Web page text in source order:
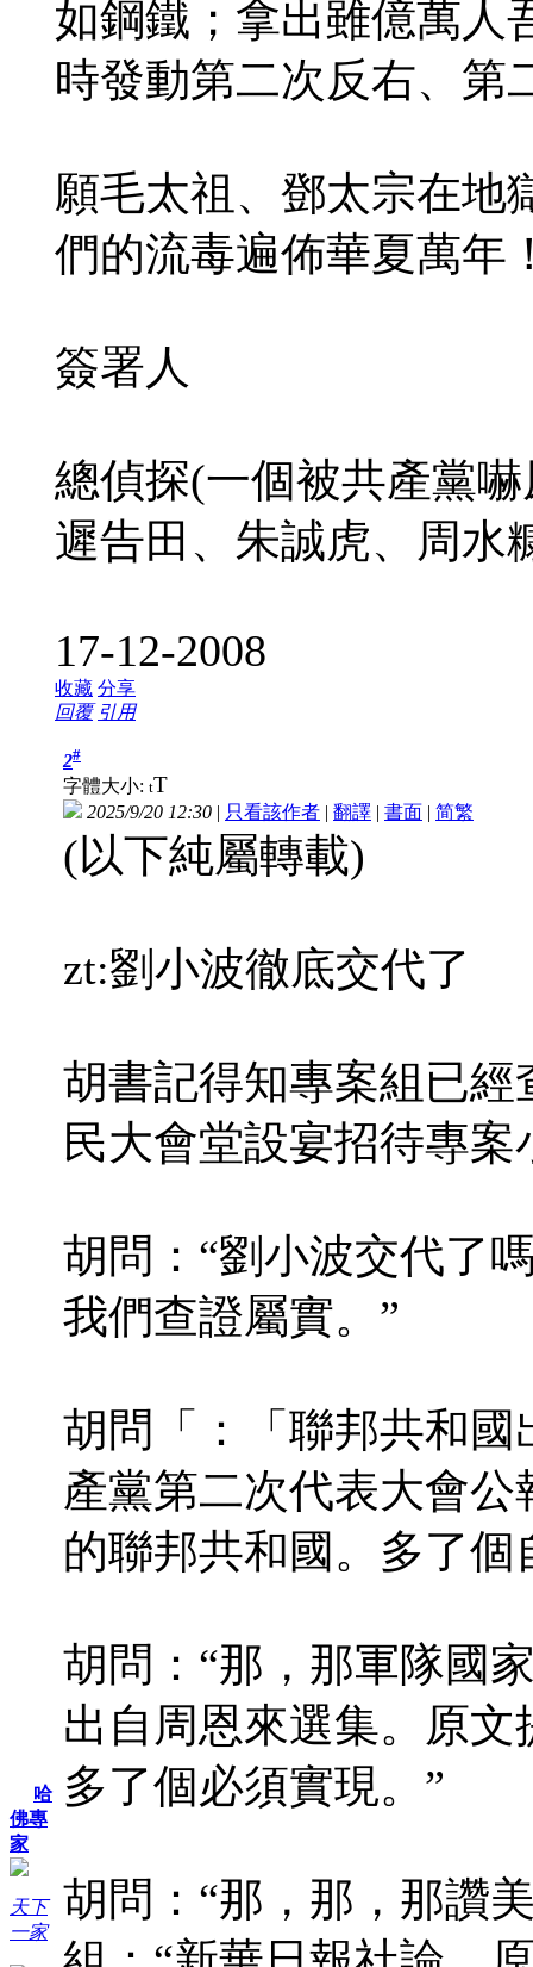
如鋼鐵；拿出雖億萬人
時發動第二次反右、第
願毛太祖、鄧太宗在地
們的流毒遍佈華夏萬年
簽署人
總偵探(一個被共產黨
遲告田、朱誠虎、周水
17-12-2008
收藏 分享
回覆 引用
哈
佛專
家
天下
一家
2#
字體大小: tT
2025/9/20 12:30 | 只看該作者 | 翻譯 | 書面 | 简繁
(以下純屬轉載)
zt:劉小波徹底交代了
胡書記得知專案組已
民大會堂設宴招待專
胡問：“劉小波交代了
我們查證屬實。”
胡問「：「聯邦共和
產黨第二次代表大會
的聯邦共和國。多了個
胡問：“那，那軍隊國
出自周恩來選集。原
多了個必須實現。”
胡問：“那，那，那讚